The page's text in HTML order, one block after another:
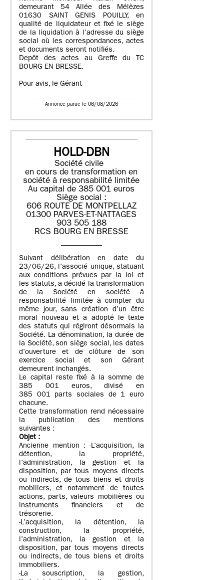
demeurant 54 Allée des Mélèzes
01630 SAINT GENIS POUILLY, en
qualité de liquidateur et fixé le siège
de la liquidation à l’adresse du siège
social où les correspondances, actes
et documents seront notifiés.
Depôt des actes au Greffe du TC
BOURG EN BRESSE.
Pour avis, le Gérant
Annonce parue le 06/08/2026
HOLD-DBN
Société civile
en cours de transformation en
société à responsabilité limitée
Au capital de 385 001 euros
Siège social :
606 ROUTE DE MONTPELLAZ
01300 PARVES-ET-NATTAGES
903 505 188
RCS BOURG EN BRESSE
Suivant délibération en date du
23/06/26, l’associé unique, statuant
aux conditions prévues par la loi et
les statuts, a décidé la transformation
de la Société en société à
responsabilité limitée à compter du
même jour, sans création d’un être
moral nouveau et a adopté le texte
des statuts qui régiront désormais la
Société. La dénomination, la durée de
la Société, son siège social, les dates
d’ouverture et de clôture de son
exercice social et son Gérant
demeurent inchangés.
Le capital reste fixé à la somme de
385 001 euros, divisé en
385 001 parts sociales de 1 euro
chacune.
Cette transformation rend nécessaire
la publication des mentions
suivantes :
Objet :
Ancienne mention : -L’acquisition, la
détention, la propriété,
l’administration, la gestion et la
disposition, par tous moyens directs
ou indirects, de tous biens et droits
mobiliers, et notamment de toutes
actions, parts, valeurs mobilières ou
instruments financiers et de
trésorerie.
-L’acquisition, la détention, la
construction, la propriété,
l’administration, la gestion et la
disposition, par tous moyens directs
ou indirects, de tous biens et droits
immobiliers.
-La souscription, la gestion,